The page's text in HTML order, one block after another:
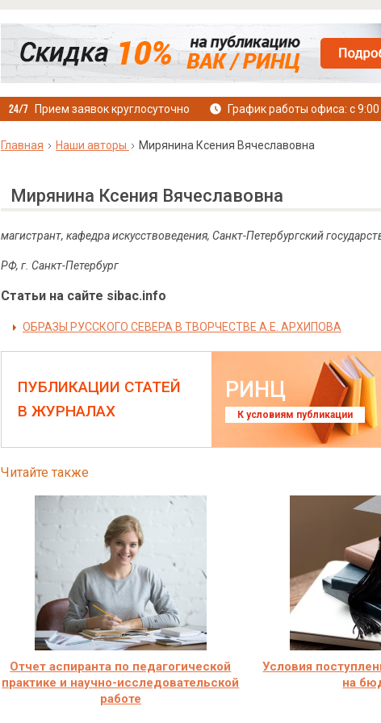
Прием заявок круглосуточно График работы офиса: с
Главная Наши авторы Мирянина Ксения Вячеславовна
Мирянина Ксения Вячеславовна
магистрант, кафедра искусствоведения, Санкт-Петербургский
РФ, г. Санкт-Петербург
Статьи на сайте sibac.info
ОБРАЗЫ РУССКОГО СЕВЕРА В ТВОРЧЕСТВЕ А.Е. АРХИПОВА
ПУБЛИКАЦИИ СТАТЕЙ
В ЖУРНАЛАХ
РИНЦ
К условиям публикации
Читайте также
Отчет аспиранта по педагогической
практике и научно-исследовательской
работе
Условия
на